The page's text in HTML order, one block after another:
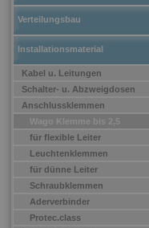
Verteilungsbau
Installationsmaterial
Kabel u. Leitungen
Schalter- u. Abzweigdosen
Anschlussklemmen
Wago Klemme bis 2,5
für flexible Leiter
Leuchtenklemmen
für dünne Leiter
Schraubklemmen
Aderverbinder
Protec.class